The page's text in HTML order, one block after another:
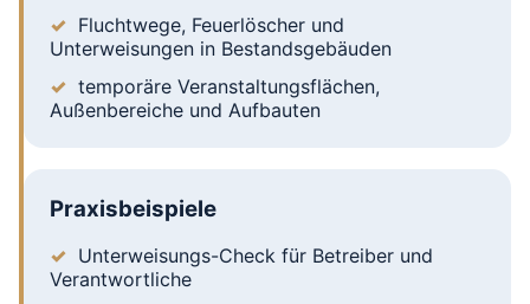
Fluchtwege, Feuerlöscher und
Unterweisungen in Bestandsgebäuden
temporäre Veranstaltungsflächen,
Außenbereiche und Aufbauten
Praxisbeispiele
Unterweisungs-Check für Betreiber und
Verantwortliche